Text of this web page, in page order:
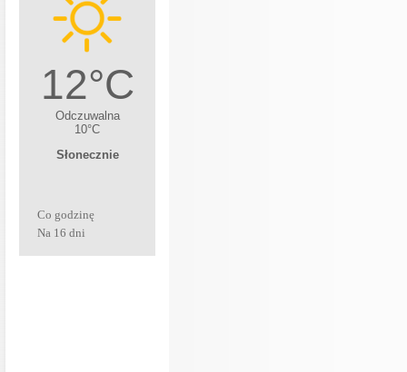
Co godzinę
Na 16 dni